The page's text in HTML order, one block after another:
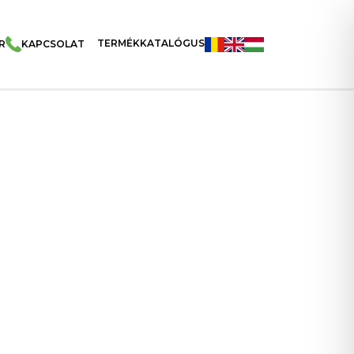
KAPCSOLAT TERMÉKKATALÓGUS